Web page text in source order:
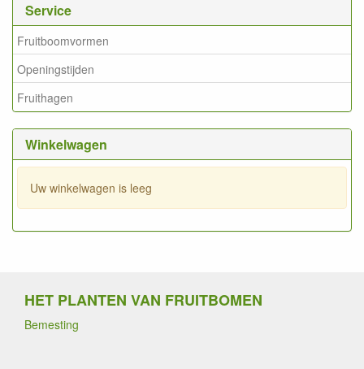
Service
Fruitboomvormen
Openingstijden
Fruithagen
Winkelwagen
Uw winkelwagen is leeg
HET PLANTEN VAN FRUITBOMEN
Bemesting